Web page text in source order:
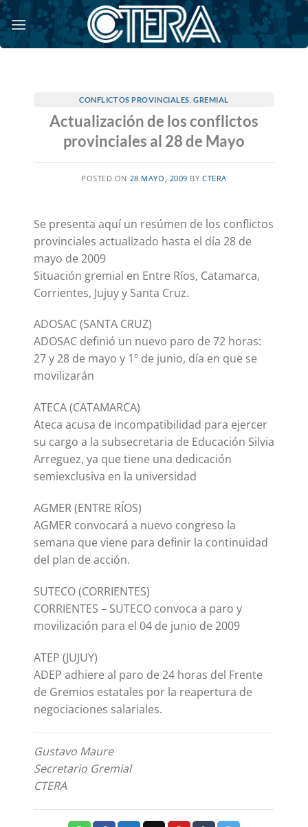
Saltar
al
contenido
CONFLICTOS PROVINCIALES ,GREMIAL
Actualización de los conflictos
provinciales al 28 de Mayo
POSTED ON 28 MAYO, 2009 BYCTERA
Se presenta aquí un resúmen de los conflictos
provinciales actualizado hasta el día 28 de
mayo de 2009
Situación gremial en Entre Ríos, Catamarca,
Corrientes, Jujuy y Santa Cruz.
ADOSAC (SANTA CRUZ)
ADOSAC definió un nuevo paro de 72 horas:
27 y 28 de mayo y 1º de junio, día en que se
movilizarán
ATECA (CATAMARCA)
Ateca acusa de incompatibilidad para ejercer
su cargo a la subsecretaria de Educación Silvia
Arreguez, ya que tiene una dedicación
semiexclusiva en la universidad
AGMER (ENTRE RÍOS)
AGMER convocará a nuevo congreso la
semana que viene para definir la continuidad
del plan de acción.
SUTECO (CORRIENTES)
CORRIENTES – SUTECO convoca a paro y
movilización para el 04 de junio de 2009
ATEP (JUJUY)
ADEP adhiere al paro de 24 horas del Frente
de Gremios estatales por la reapertura de
negociaciones salariales.
Gustavo Maure
Secretario Gremial
CTERA